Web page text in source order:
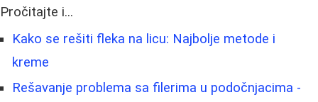
Pročitajte i...
Kako se rešiti fleka na licu: Najbolje metode i
kreme
Rešavanje problema sa filerima u podočnjacima -